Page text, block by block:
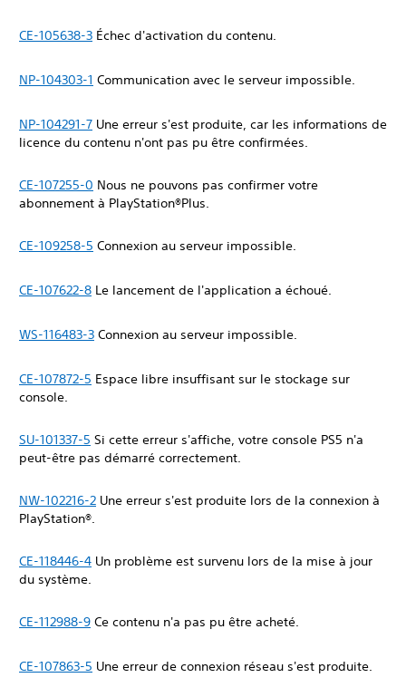
CE-105638-3 Échec d'activation du contenu.
NP-104303-1 Communication avec le serveur impossible.
NP-104291-7 Une erreur s'est produite, car les informations de
licence du contenu n'ont pas pu être confirmées.
CE-107255-0 Nous ne pouvons pas confirmer votre
abonnement à PlayStation®Plus.
CE-109258-5 Connexion au serveur impossible.
CE-107622-8 Le lancement de l'application a échoué.
WS-116483-3 Connexion au serveur impossible.
CE-107872-5 Espace libre insuffisant sur le stockage sur
console.
SU-101337-5 Si cette erreur s'affiche, votre console PS5 n'a
peut-être pas démarré correctement.
NW-102216-2 Une erreur s'est produite lors de la connexion à
PlayStation®.
CE-118446-4 Un problème est survenu lors de la mise à jour
du système.
CE-112988-9 Ce contenu n'a pas pu être acheté.
CE-107863-5 Une erreur de connexion réseau s'est produite.